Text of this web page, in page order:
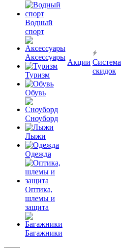
Водный
спорт
Аксессуары
Туризм
Обувь
Сноуборд
Лыжи
Одежда
Оптика,
шлемы и
защита
Багажники
Акции Система
скидок